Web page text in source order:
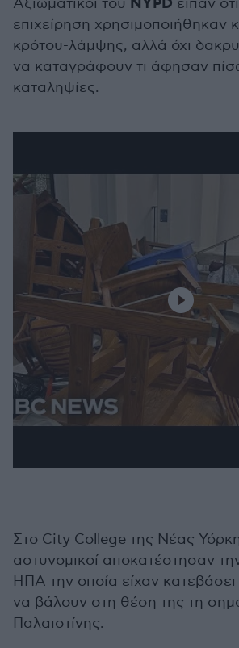
Αξιωματικοί του NYPD είπαν
επιχείρηση χρησιμοποιήθηκαν
κρότου-λάμψης, αλλά όχι
να καταγράφουν τι άφησαν
καταληψίες.
Στο City College της Νέας
αστυνομικοί αποκατέστησαν
ΗΠΑ την οποία είχαν κατεβάσει
να βάλουν στη θέση της τη
Παλαιστίνης.